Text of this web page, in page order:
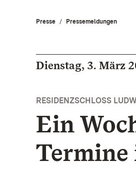
Presse Pressemeldungen
Dienstag, 3. März
RESIDENZSCHLOSS
Ein
Termine